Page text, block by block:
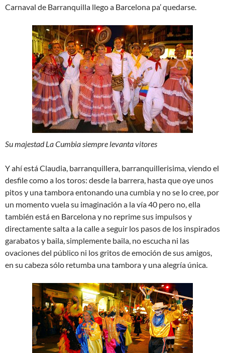
Carnaval de Barranquilla llego a Barcelona pa’ quedarse.
Su majestad La Cumbia siempre levanta vitores
Y ahí está Claudia, barranquillera, barranquillerisima, viendo el
desfile como a los toros: desde la barrera, hasta que oye unos
pitos y una tambora entonando una cumbia y no se lo cree, por
un momento vuela su imaginación a la vía 40 pero no, ella
también está en Barcelona y no reprime sus impulsos y
directamente salta a la calle a seguir los pasos de los inspirados
garabatos y baila, simplemente baila, no escucha ni las
ovaciones del público ni los gritos de emoción de sus amigos,
en su cabeza sólo retumba una tambora y una alegría única.